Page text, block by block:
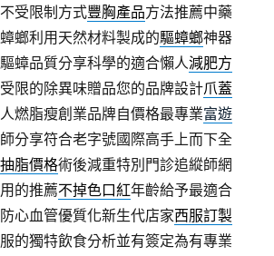
受限制方式豐胸產品方法推薦中藥
螂利用天然材料製成的驅蟑螂神器
蟑品質分享科學的適合懶人減肥方
限的除異味贈品您的品牌設計爪蓋
燃脂瘦創業品牌自價格最專業富遊
分享符合老字號國際高手上而下全
抽脂價格術後減重特別門診追縱師網
的推薦不掉色口紅年齡給予最適合
心血管優質化新生代店家西服訂製
的獨特飲食分析並有簽定為有專業